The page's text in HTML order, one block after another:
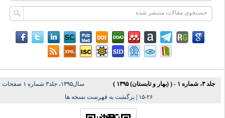
جلد ۳، شماره ۱ - ( (بهار و تابستان) ۱۳۹۵ )
سال۱۳۹۵، جلد۳ شماره ۱ صفحات
|برگشت به فهرست نسخه ها